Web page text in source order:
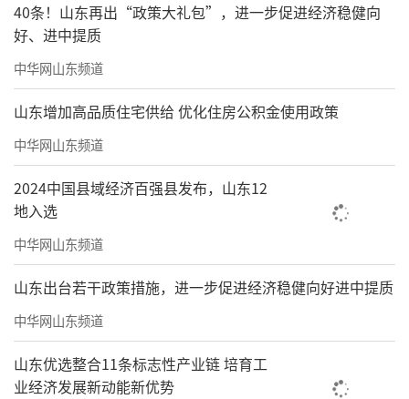
40条！山东再出“政策大礼包”，进一步促进经济稳健向
好、进中提质
中华网山东频道
山东增加高品质住宅供给 优化住房公积金使用政策
中华网山东频道
2024中国县域经济百强县发布，山东12
地入选
中华网山东频道
山东出台若干政策措施，进一步促进经济稳健向好进中提质
中华网山东频道
山东优选整合11条标志性产业链 培育工
业经济发展新动能新优势